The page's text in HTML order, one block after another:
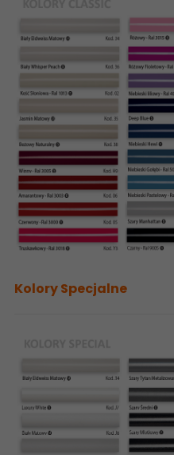
Kolory Specjalne